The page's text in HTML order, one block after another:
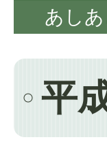
あしあ
平